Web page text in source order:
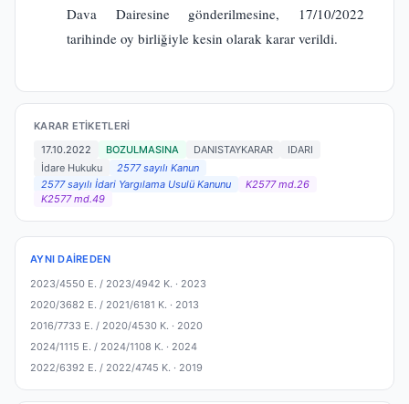
Dava Dairesine gönderilmesine, 17/10/2022
tarihinde oy birliğiyle kesin olarak karar verildi.
KARAR ETIKETLERI
17.10.2022
BOZULMASINA DANISTAYKARAR
IDARI
İdare Hukuku
2577 sayılı Kanun
2577 sayılı İdari Yargılama Usulü Kanunu
K2577 md.26
K2577 md.49
AYNI DAIREDEN
2023/4550 E. / 2023/4942 K. · 2023
2020/3682 E. / 2021/6181 K. · 2013
2016/7733 E. / 2020/4530 K. · 2020
2024/1115 E. / 2024/1108 K. · 2024
2022/6392 E. / 2022/4745 K. · 2019